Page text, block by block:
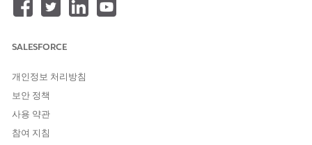
탐색 패널에서
구성 항목
다음 세부 사항을 제공하십시오.
필드
이름
소유자
SALESFORCE
개인정보 처리방침
보안 정책
사용 약관
참여 지침